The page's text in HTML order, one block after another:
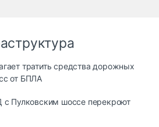
тратить средства дорожных
от БПЛА
с Пулковским шоссе перекроют